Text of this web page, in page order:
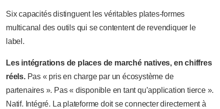
Six capacités distinguent les véritables plates-formes
multicanal des outils qui se contentent de revendiquer le
label.
Les intégrations de places de marché natives, en chiffres
réels.Pas « pris en charge par un écosystème de
partenaires ». Pas « disponible en tant qu’application tierce ».
Natif. Intégré. La plateforme doit se connecter directement à